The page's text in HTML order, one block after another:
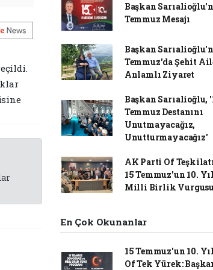
Başkan
Temmuz Mesajı
Başkan
Temmuz'da Şehit
Anlamlı Ziyaret
Başkan Sarıalioğlu,
Temmuz Destanını
Unutmayacağız,
Unutturmayacağız'
AK Parti Of
15 Temmuz'un 10.
Milli Birlik
En Çok Okunanlar
15 Temmuz'un 10.
Of Tek Yürek: